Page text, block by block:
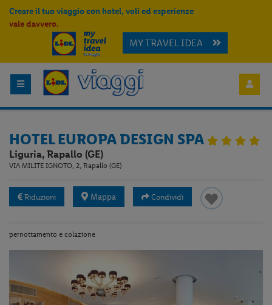
Creare il tuo viaggio con hotel, voli ed esperienze
vale davvero.
MY TRAVEL IDEA
HOTEL EUROPA DESIGN SPA
Liguria, Rapallo (GE)
VIA MILITE IGNOTO, 2, Rapallo (GE)
Riduzioni Mappa Condividi
pernottamento e colazione